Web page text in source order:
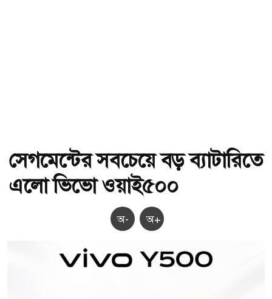
সেগমেন্টের সবচেয়ে বড় ব্যাটারিতে
এলো ভিভো ওয়াই৫০০
অ- অ+